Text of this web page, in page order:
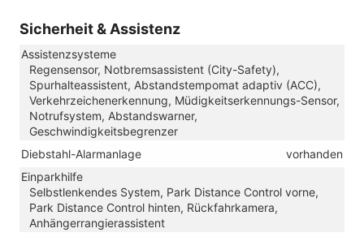
Sicherheit & Assistenz
Assistenzsysteme
Regensensor, Notbremsassistent (City-Safety),
Spurhalteassistent, Abstandstempomat adaptiv (ACC),
Verkehrzeichenerkennung, Müdigkeitserkennungs-Sensor,
Notrufsystem, Abstandswarner,
Geschwindigkeitsbegrenzer
Diebstahl-Alarmanlage
vorhanden
Einparkhilfe
Selbstlenkendes System, Park Distance Control vorne,
Park Distance Control hinten, Rückfahrkamera,
Anhängerrangierassistent